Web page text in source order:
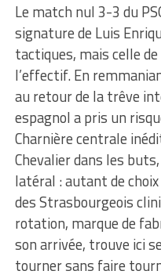
Le match nul 3-3 du
signature de Luis
tactiques, mais celle
l’effectif. En
au retour de la trêve
espagnol a pris un
Charnière centrale
Chevalier dans les
latéral : autant de
des Strasbourgeois
rotation, marque de
son arrivée, trouve ici
tourner sans faire